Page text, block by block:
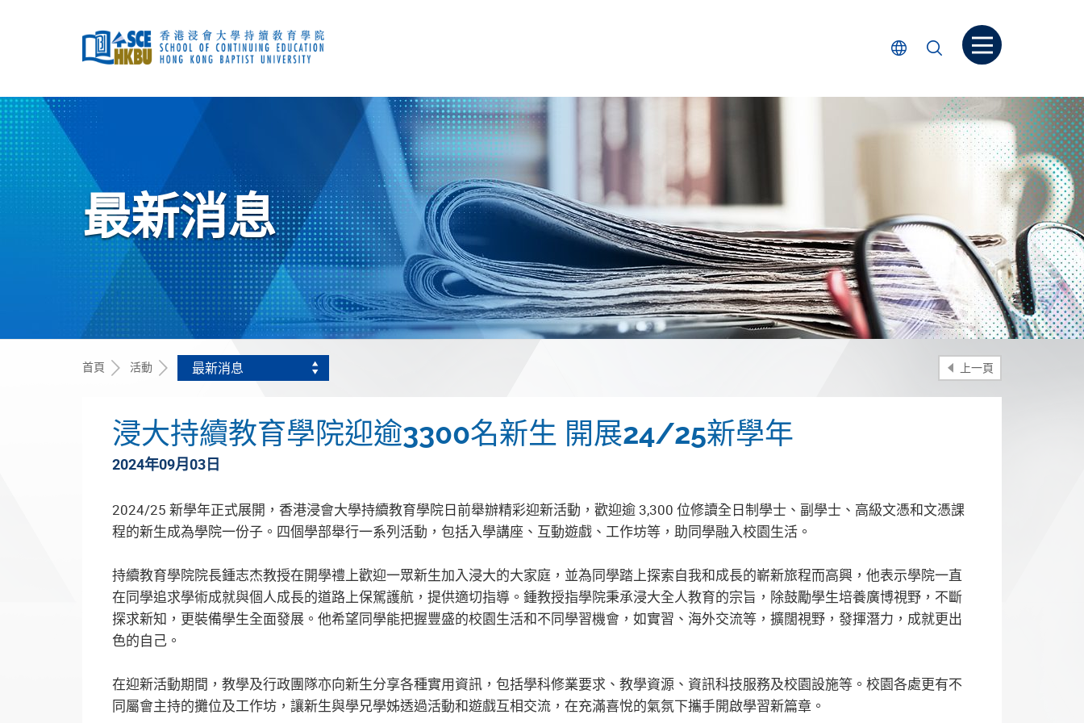
選擇語言
搜尋 打開菜单
開
始
主
要
內
容
最新消息
首頁 活動 最新消息 上一頁
浸大持續教育學院迎逾3300名新生 開展24/25新學年
2024年09月03日
2024/25 新學年正式展開，香港浸會大學持續教育學院日前舉辦精彩迎新活動，歡迎逾 3,300 位修讀全日制學士、副學士、高級文憑和文憑課
程的新生成為學院一份子。四個學部舉行一系列活動，包括入學講座、互動遊戲、工作坊等，助同學融入校園生活。
持續教育學院院長鍾志杰教授在開學禮上歡迎一眾新生加入浸大的大家庭，並為同學踏上探索自我和成長的嶄新旅程而高興，他表示學院一直
在同學追求學術成就與個人成長的道路上保駕護航，提供適切指導。鍾教授指學院秉承浸大全人教育的宗旨，除鼓勵學生培養廣博視野，不斷
探求新知，更裝備學生全面發展。他希望同學能把握豐盛的校園生活和不同學習機會，如實習、海外交流等，擴闊視野，發揮潛力，成就更出
色的自己。
在迎新活動期間，教學及行政團隊亦向新生分享各種實用資訊，包括學科修業要求、教學資源、資訊科技服務及校園設施等。校園各處更有不
同屬會主持的攤位及工作坊，讓新生與學兄學姊透過活動和遊戲互相交流，在充滿喜悅的氣氛下攜手開啟學習新篇章。